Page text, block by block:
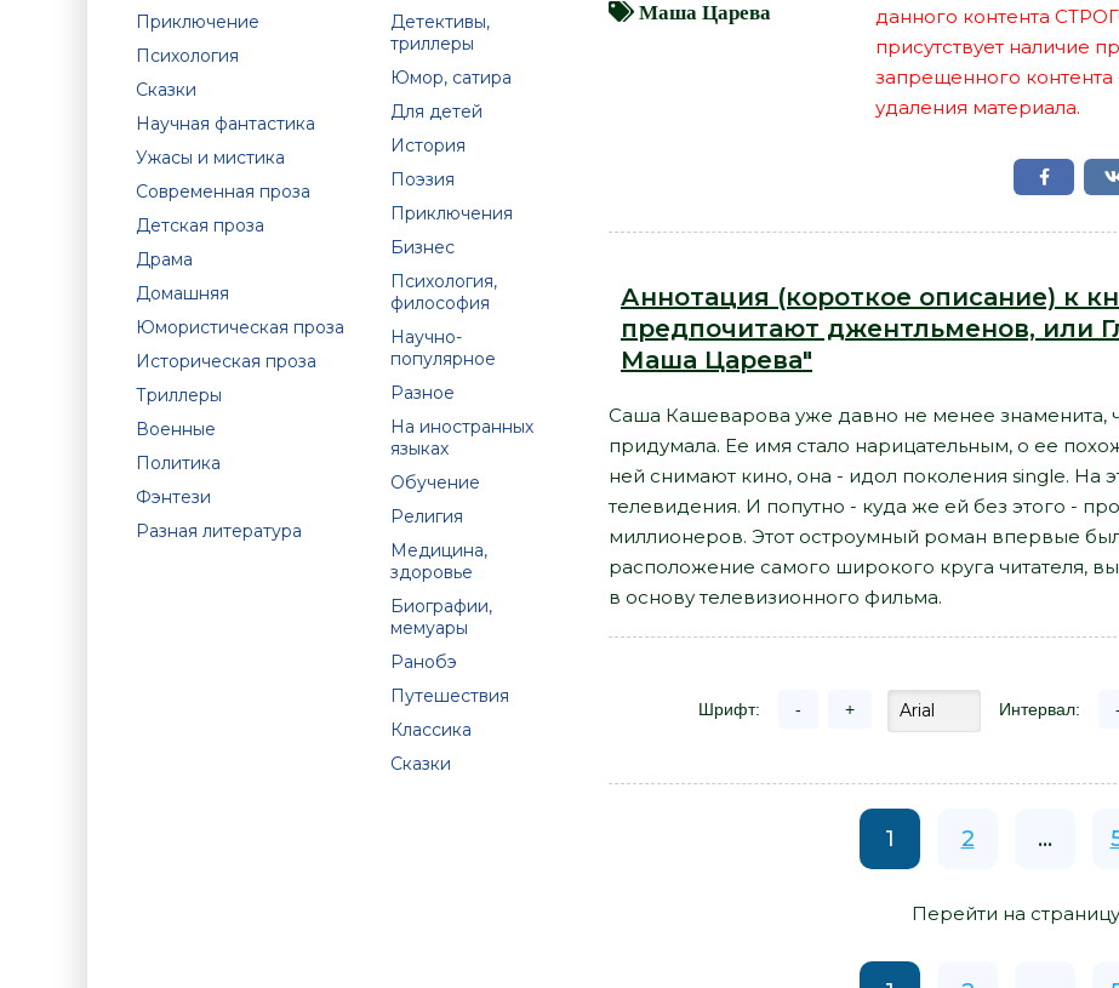
Приключение
Психология
Сказки
Научная фантастика
Ужасы и мистика
Современная проза
Детская проза
Драма
Домашняя
Юмористическая проза
Историческая проза
Триллеры
Военные
Политика
Фэнтези
Разная литература
Детективы,
триллеры
Юмор, сатира
Для детей
История
Поэзия
Приключения
Бизнес
Психология,
философия
Научно-
популярное
Разное
На иностранных
языках
Обучение
Религия
Медицина,
здоровье
Биографии,
мемуары
Ранобэ
Путешествия
Классика
Сказки
Маша Царева
данного контента
присутствует наличие
запрещенного контента
удаления материала.
Аннотация (короткое описание) к
предпочитают джентльменов, или
Маша Царева"
Саша Кашеварова уже давно не менее знаменита,
придумала. Ее имя стало нарицательным, о ее
ней снимают кино, она - идол поколения single. На
телевидения. И попутно - куда же ей без этого -
миллионеров. Этот остроумный роман впервые
расположение самого широкого круга читателя,
в основу телевизионного фильма.
Шрифт: - + Интервал: -
1 2 ...
Перейти на